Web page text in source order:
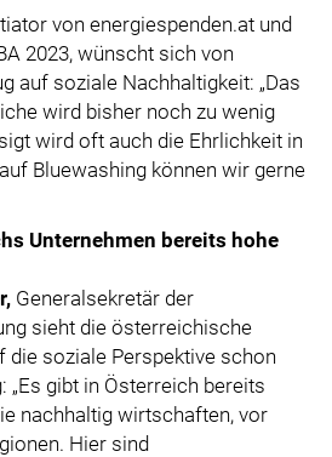
von energiespenden.at und
2023, wünscht sich von
auf soziale Nachhaltigkeit: „Das
wird bisher noch zu wenig
wird oft auch die Ehrlichkeit in
Bluewashing können wir gerne
Unternehmen bereits hohe
Generalsekretär der
sieht die österreichische
die soziale Perspektive schon
„Es gibt in Österreich bereits
nachhaltig wirtschaften, vor
Hier sind